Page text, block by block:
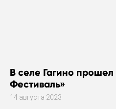
В селе Гагино
Фестиваль»
14 августа 2023